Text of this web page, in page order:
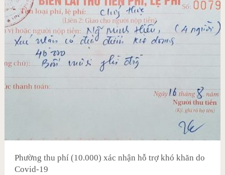
Phường thu phí (10.000) xác nhận hỗ trợ khó khăn do
Covid-19